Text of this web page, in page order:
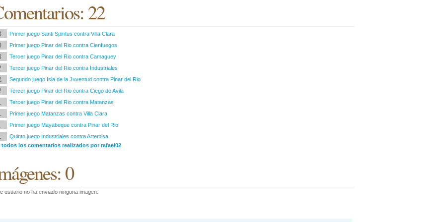
22
Primer juego Santi Spiritus contra Villa Clara
Primer juego Pinar del Rio contra Cienfuegos
Tercer juego Pinar del Rio contra Camaguey
Tercer juego Pinar del Rio contra Industriales
Segundo juego Isla de la Juventud contra Pinar del Rio
Tercer juego Pinar del Rio contra Ciego de Avila
Tercer juego Pinar del Rio contra Matanzas
Primer juego Matanzas contra Villa Clara
Primer juego Mayabeque contra Pinar del Rio
Quinto juego Industriales contra Artemisa
todos los comentarios realizados por rafael02
0
usuario no ha enviado ninguna imagen.